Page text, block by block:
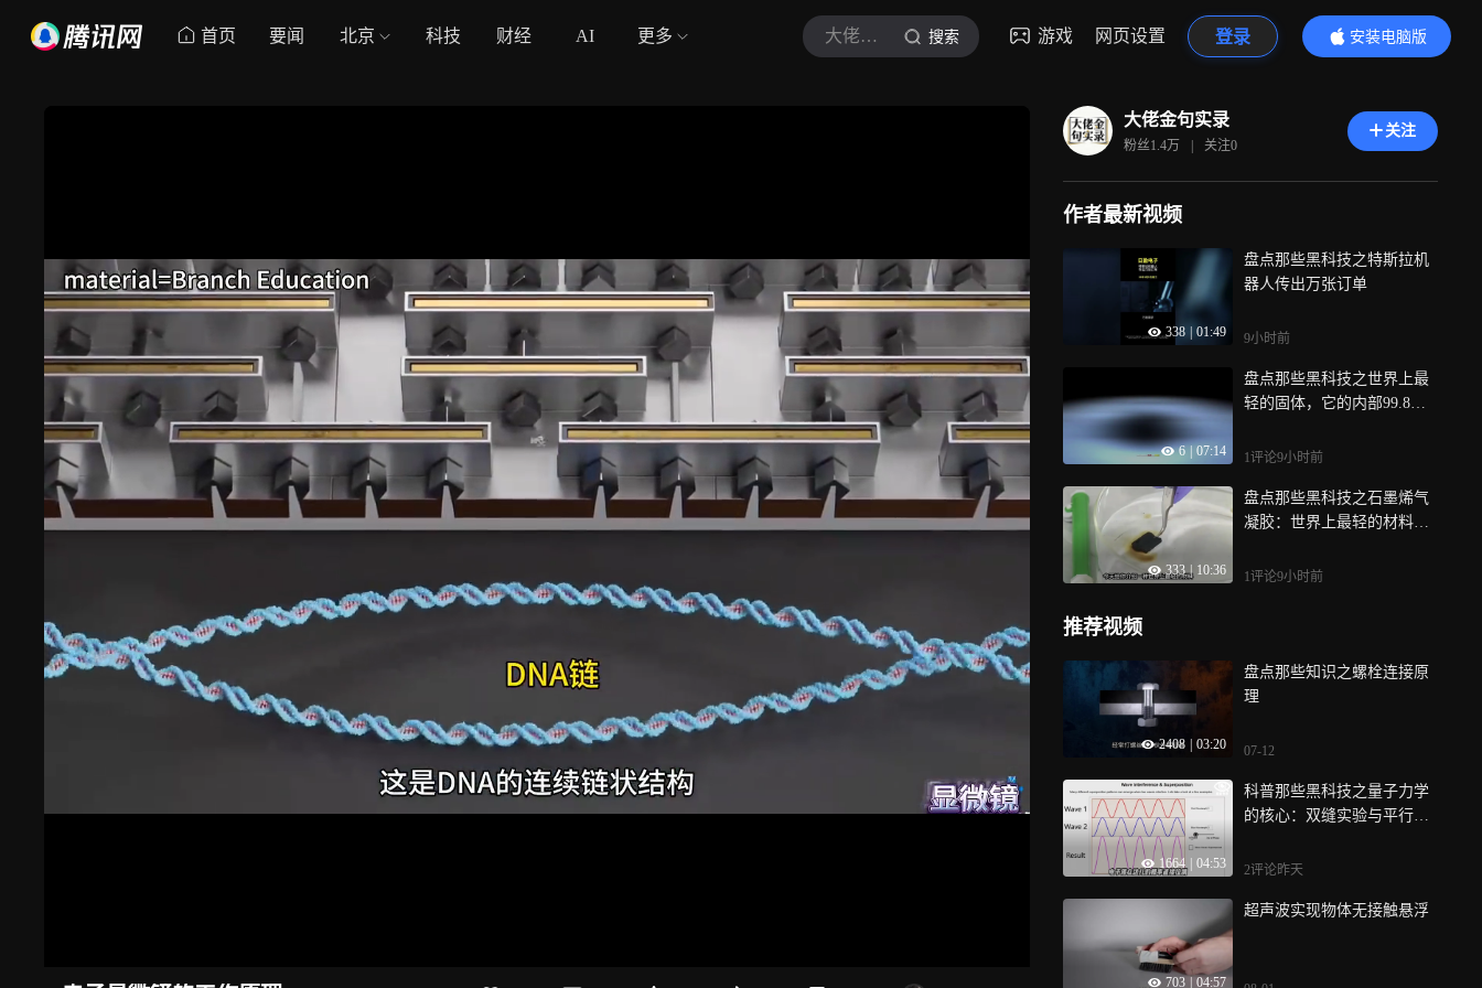
首页 要闻 北京 科技 财经 AI 更多 大佬金句实录 搜索 游戏 网页设置 登录
安装电脑版
内容更精彩
大佬金句实录
粉丝1.4万 | 关注0
关注
作者最新视频
338 01:49
盘点那些黑科技之特斯拉机
器人传出万张订单
9小时前
6 07:14
盘点那些黑科技之世界上最
轻的固体，它的内部99.8%
1评论9小时前
333 | 10:36
盘点那些黑科技之石墨烯气
凝胶：世界上最轻的材料，
1评论9小时前
推荐视频
2408 03:20
盘点那些知识之螺栓连接原
理
07-12
1664 04:53
科普那些黑科技之量子力学
的核心：双缝实验与平行宇
2评论昨天
703 04:57
超声波实现物体无接触悬浮